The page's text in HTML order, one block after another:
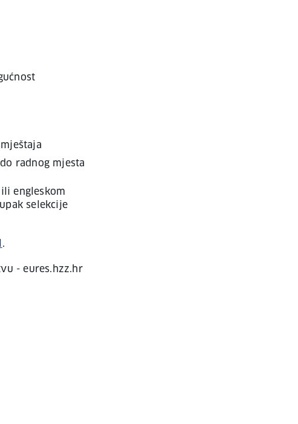
radnog mjesta
engleskom
selekcije
.
- eures.hzz.hr